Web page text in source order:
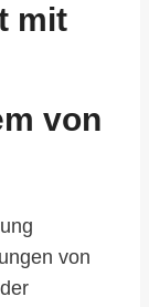
mit
von
von